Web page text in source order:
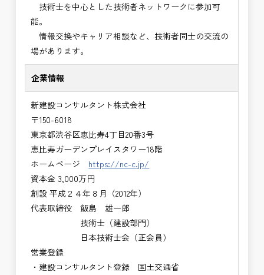
技術士を中心とした技術者ネットワークに参加可
能。
情報交換やキャリア相談など、技術者同士の交流の
場があります。
企業情報
新建設コンサルタント株式会社
〒150-6018
東京都渋谷区恵比寿4丁目20番3号
恵比寿ガーデンプレイスタワー18階
ホームページ https://nc-c.jp/
資本金 3,000万円
創設 平成２４年８月（2012年）
代表取締役 飯島 雄一郎
技術士（建設部門）
日本技術士会（正会員）
営業登録
・建設コンサルタント登録 国土交通省